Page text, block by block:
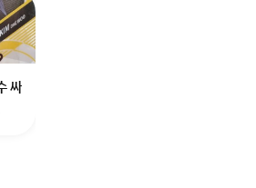
웅 순위 알고싶어요
하는 학교가 전주 한일고인데 1. 다자녀
는 버스를 이용하려하는데 버스 노선이 인천
싸인일까요? 제가 옛날에 롯데 자이언츠 선수